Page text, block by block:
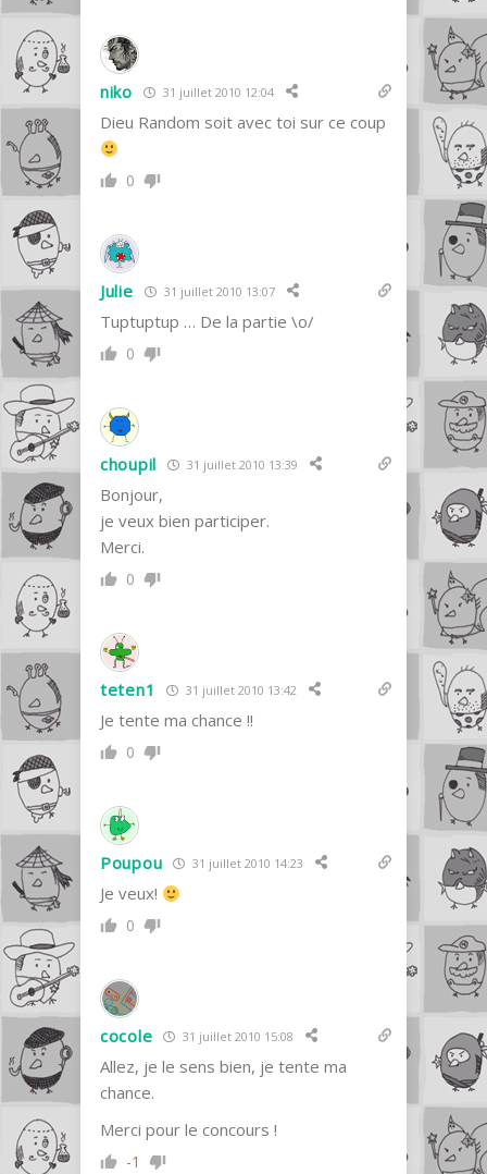
niko 31 juillet 2010 12:04
Dieu Random soit avec toi sur ce coup
0
Julie 31 juillet 2010 13:07
Tuptuptup … De la partie \o/
0
choupil 31 juillet 2010 13:39
Bonjour,
je veux bien participer.
Merci.
0
teten1 31 juillet 2010 13:42
Je tente ma chance !!
0
Poupou 31 juillet 2010 14:23
Je veux!
0
cocole 31 juillet 2010 15:08
Allez, je le sens bien, je tente ma
chance.
Merci pour le concours !
-1